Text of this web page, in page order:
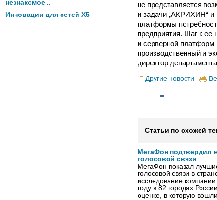
незнакомое...
Инновации для сетей X5
не представляется
и задачи „АКРИХИН“ и
платформы
предприятия. Шаг к ее
и серверной
производственный и
директор
Другие новости
Статьи по схожей
МегаФон подтвердил
голосовой связи
МегаФон показал
голосовой связи в
исследование
году в 82 городах
оценке, в которую